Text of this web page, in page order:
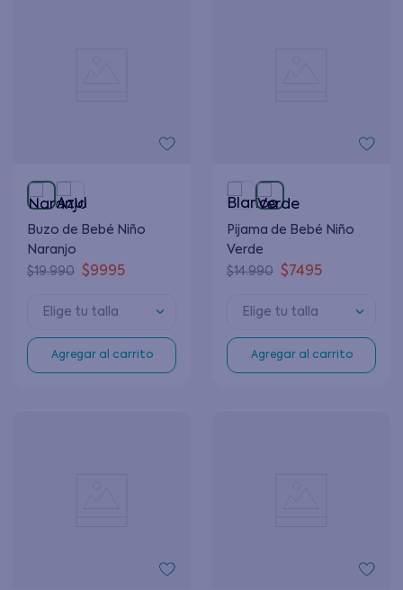
Buzo de Bebé Niño
Naranjo
$19.990 $9995
Elige tu talla
Agregar al carrito
Pijama de Bebé Niño
Verde
$14.990 $7495
Elige tu talla
Agregar al carrito